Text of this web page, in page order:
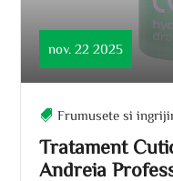
Tratament
Andreia
nov. 22 2025
Frumusete si